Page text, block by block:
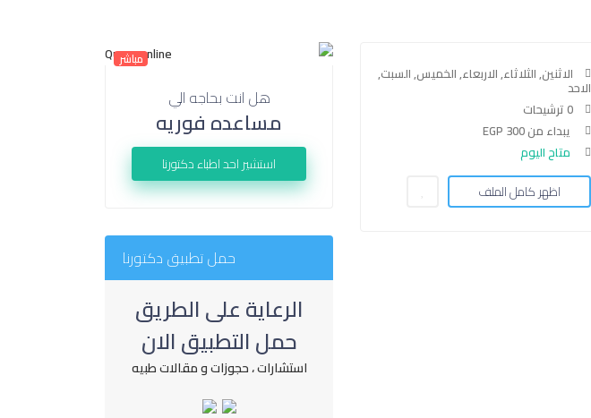
الاثنين, الثلاثاء, الاربعاء,الخميس, السبت,
الاحد
0 ترشيحات
يبداء من EGP 300
متاح اليوم
اظهر كامل الملف
مباشر
هل انت بحاجه الي
مساعده فوريه
استشير احد اطباء دكتورنا
حمل تطبيق دكتورنا
الرعاية على الطريق
حمل التطبيق الان
استشارات ، حجوزات و مقالات طبيه